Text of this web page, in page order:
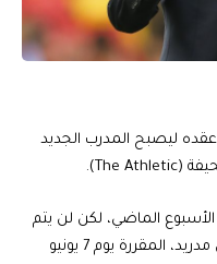
عقده ليصبح المدرب الجديد
الماضي، لكن لن يتم
الإعلان الرسمي قبل انتخابات رئاسة ريال مدريد، المقررة يوم 7 يونيو